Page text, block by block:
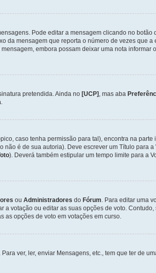
Pode editar a mensagem clicando no
mensagem que reporta o número de vezes que
embora possam deixar uma nota informar
pretendida. Ainda no [UCP] , mas aba
.
caso tenha permissão para tal), encontra na
é de sua autoria). Deve escrever um Título para
). Deverá também estipular um tempo limite para a
ou Administradores do Fórum. Para editar uma
votação ou editar as suas opções de voto. Contudo,
as opções de voto em votações em curso.
Para ver, ler, enviar Mensagens, etc., tem que ter de